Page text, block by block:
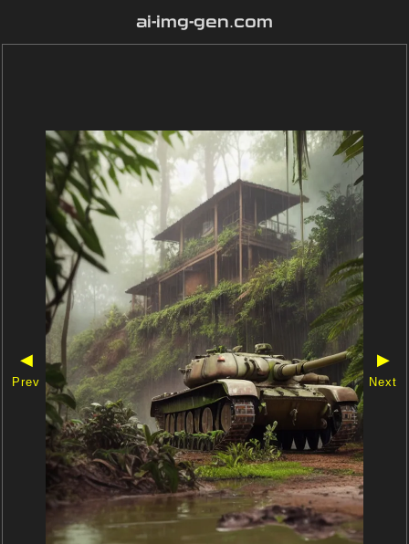
ai-img-gen.com
◀
Prev
▶
Next